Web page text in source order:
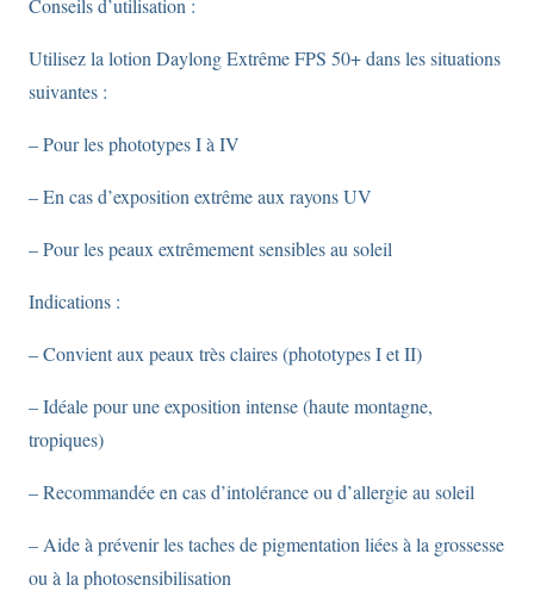
Conseils d’utilisation :
Utilisez la lotion Daylong Extrême FPS 50+ dans les situations
suivantes :
– Pour les phototypes I à IV
– En cas d’exposition extrême aux rayons UV
– Pour les peaux extrêmement sensibles au soleil
Indications :
– Convient aux peaux très claires (phototypes I et II)
– Idéale pour une exposition intense (haute montagne,
tropiques)
– Recommandée en cas d’intolérance ou d’allergie au soleil
– Aide à prévenir les taches de pigmentation liées à la grossesse
ou à la photosensibilisation